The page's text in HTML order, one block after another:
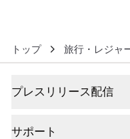
トップ 旅行・レジャ
プレスリリース配信
サポート